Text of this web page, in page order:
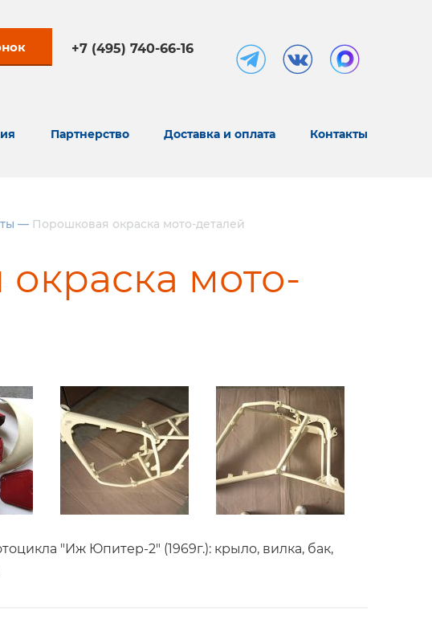
+7 (495) 740-66-16
Партнерство Доставка и оплата Контакты
— Порошковая окраска мото-деталей
мото-
"Иж Юпитер-2" (1969г.): крыло, вилка, бак,